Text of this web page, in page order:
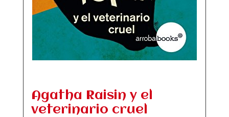
Agatha Raisin y el
veterinario cruel